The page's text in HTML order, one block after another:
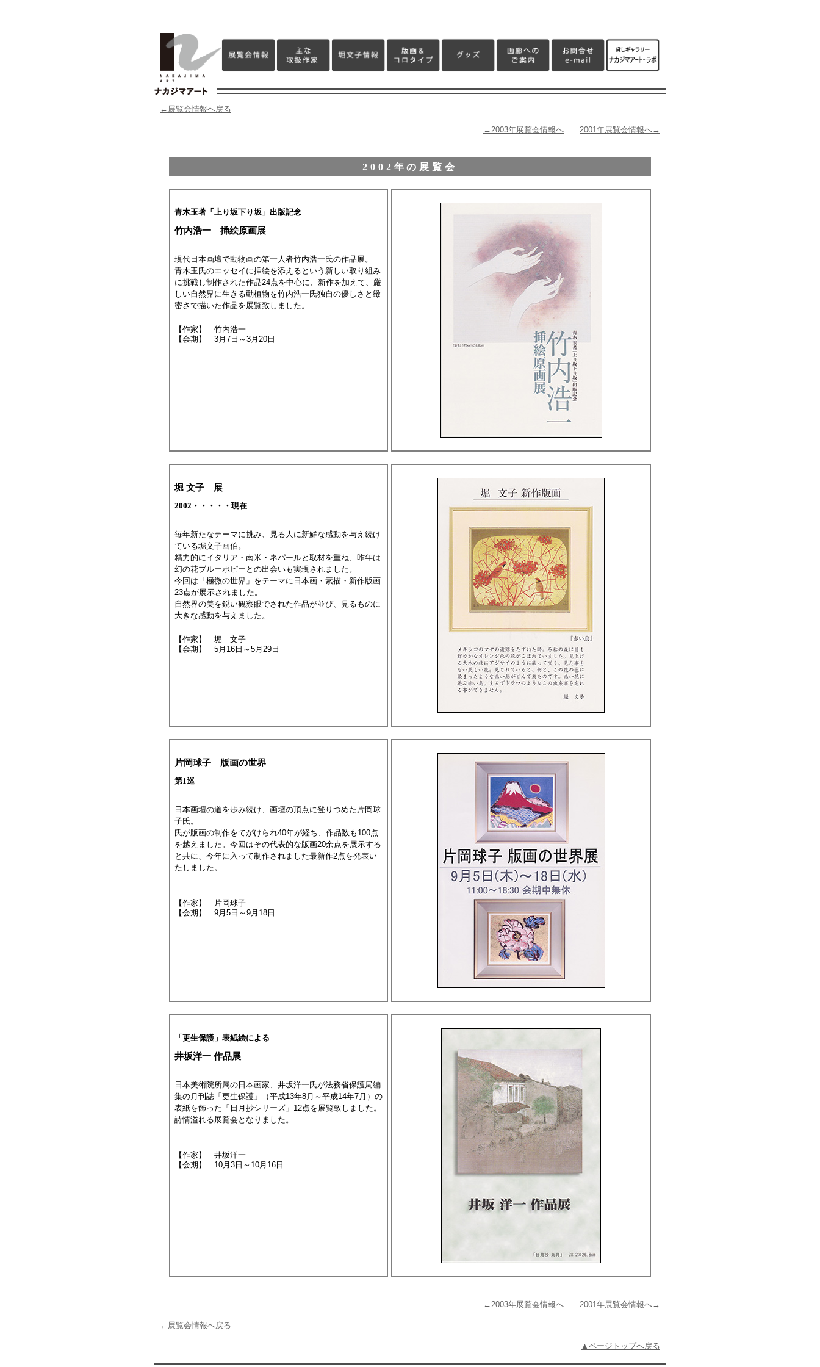
←展覧会情報へ戻る
←2003年展覧会情報へ 2001年展覧会情報へ→
2002年の展覧会
青木玉著「上り坂下り坂」出版記念
竹内浩一 挿絵原画展
現代日本画壇で動物画の第一人者竹内浩一氏の作品展。
青木玉氏のエッセイに挿絵を添えるという新しい取り組み
に挑戦し制作された作品24点を中心に、新作を加えて、厳
しい自然界に生きる動植物を竹内浩一氏独自の優しさと緻
密さで描いた作品を展覧致しました。
【作家】 竹内浩一
【会期】 3月7日～3月20日
堀 文子 展
2002・・・・・現在
毎年新たなテーマに挑み、見る人に新鮮な感動を与え続け
ている堀文子画伯。
精力的にイタリア・南米・ネパールと取材を重ね、昨年は
幻の花ブルーポピーとの出会いも実現されました。
今回は「極微の世界」をテーマに日本画・素描・新作版画
23点が展示されました。
自然界の美を鋭い観察眼でされた作品が並び、見るものに
大きな感動を与えました。
【作家】 堀 文子
【会期】 5月16日～5月29日
片岡球子 版画の世界
第1巡
日本画壇の道を歩み続け、画壇の頂点に登りつめた片岡球
子氏。
氏が版画の制作をてがけられ40年が経ち、作品数も100点
を越えました。今回はその代表的な版画20余点を展示する
と共に、今年に入って制作されました最新作2点を発表い
たしました。
【作家】 片岡球子
【会期】 9月5日～9月18日
「更生保護」表紙絵による
井坂洋一 作品展
日本美術院所属の日本画家、井坂洋一氏が法務省保護局編
集の月刊誌「更生保護」（平成13年8月～平成14年7月）の
表紙を飾った「日月抄シリーズ」12点を展覧致しました。
詩情溢れる展覧会となりました。
【作家】 井坂洋一
【会期】 10月3日～10月16日
←2003年展覧会情報へ 2001年展覧会情報へ→
←展覧会情報へ戻る
▲ページトップへ戻る